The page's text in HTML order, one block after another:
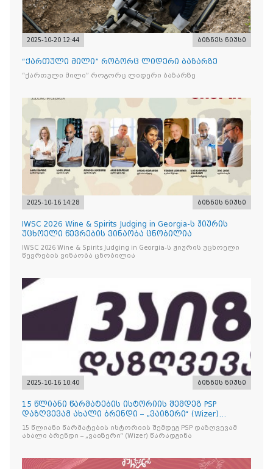
2025-10-20 12:44 ბიზნეს ნიუსი
“ქართული მილი” როგორც ლიდერი ბაზარზე
“ქართული მილი” როგორც ლიდერი ბაზარზე
2025-10-16 14:28 ბიზნეს ნიუსი
IWSC 2026 Wine & Spirits Judging in Georgia-ს ჟიურის
უცხოელი წევრების ვინაობა ცნობილია
IWSC 2026 Wine & Spirits Judging in Georgia-ს ჟიურის უცხოელი
წევრების ვინაობა ცნობილია
2025-10-16 10:40 ბიზნეს ნიუსი
15 წლიანი წარმატების ისტორიის შემდეგ PSP
დაზღვევამ ახალი ბრენდი – „ვაიზერი“ (Wizer)
წარადგინა
15 წლიანი წარმატების ისტორიის შემდეგ PSP დაზღვევამ
ახალი ბრენდი – „ვაიზერი“ (Wizer) წარადგინა